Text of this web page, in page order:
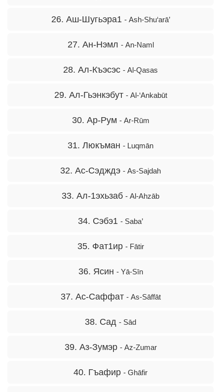
26. Аш-Шугьэра1 - Ash-Shu‘arā’
27. Ан-Нэмл - An-Naml
28. Ал-Къэсэс - Al-Qasas
29. Ал-Гьэнкэбут - Al-‘Ankabūt
30. Ар-Рум - Ar-Rūm
31. Люкъман - Luqmān
32. Ас-Сэдждэ - As-Sajdah
33. Ал-1эхьзаб - Al-Ahzāb
34. Сэбэ1 - Saba’
35. Фат1ир - Fātir
36. Ясин - Yā-Sīn
37. Ас-Саффат - As-Sāffāt
38. Сад - Sād
39. Аз-Зумэр - Az-Zumar
40. Гъафир - Ghāfir